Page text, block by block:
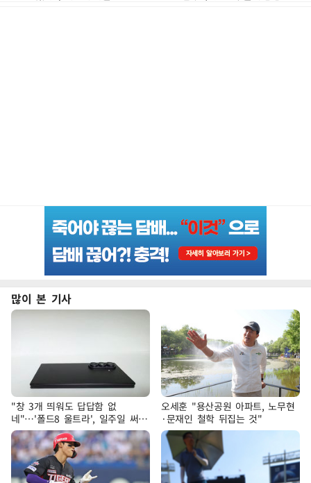
많이 본 기사
"창 3개 띄워도 답답함 없
네"…'폴드8 울트라', 일주일 써보
니
오세훈 "용산공원 아파트, 노무현
·문재인 철학 뒤집는 것"